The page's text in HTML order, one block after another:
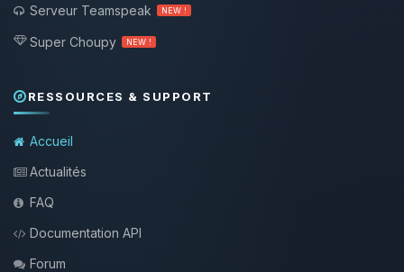
Serveur Teamspeak
NEW !
Super Choupy NEW !
RESSOURCES & SUPPORT
Accueil
Actualités
FAQ
Documentation API
Forum